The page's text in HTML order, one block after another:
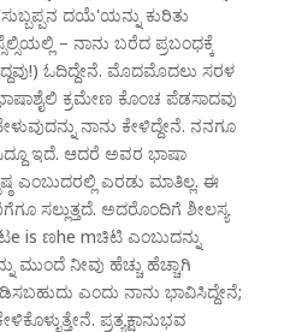
ದಯೆ'ಯನ್ನು ಕುರಿತು
– ನಾನು ಬರೆದ ಪ್ರಬಂಧಕ್ಕೆ
ಓದಿದ್ದೇನೆ. ಮೊದಮೊದಲು ಸರಳ
ಕ್ರಮೇಣ ಕೊಂಚ ಪೆಡಸಾದವು
ನಾನು ಕೇಳಿದ್ದೇನೆ. ನನಗೂ
ಇದೆ. ಆದರೆ ಅವರ ಭಾಷಾ
ಎಂಬುದರಲ್ಲಿ ಎರಡು ಮಾತಿಲ್ಲ. ಈ
ಸಲ್ಲುತ್ತದೆ. ಅದರೊಂದಿಗೆ ಶೀಲಸ್ಯ
is ಣhe mಚಿಟಿ ಎಂಬುದನ್ನು
ಮುಂದೆ ನೀವು ಹೆಚ್ಚು ಹೆಚ್ಚಾಗಿ
ಎಂದು ನಾನು ಭಾವಿಸಿದ್ದೇನೆ;
ಪ್ರತ್ಯಕ್ಷಾನುಭವ